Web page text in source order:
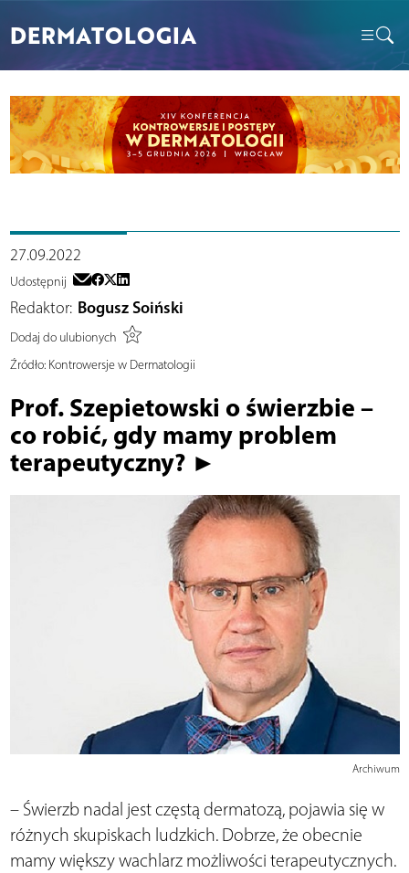
DERMATOLOGIA
27.09.2022
Udostępnij
Redaktor: Bogusz Soiński
Dodaj do ulubionych
Źródło:Kontrowersje w Dermatologii
Prof. Szepietowski o świerzbie –
co robić, gdy mamy problem
terapeutyczny? ►
Archiwum
– Świerzb nadal jest częstą dermatozą, pojawia się w
różnych skupiskach ludzkich. Dobrze, że obecnie
mamy większy wachlarz możliwości terapeutycznych.